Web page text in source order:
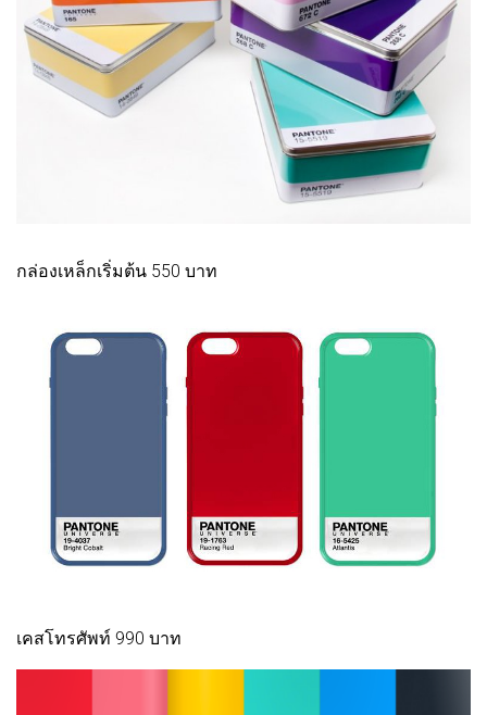
กล่องเหล็กเริ่มต้น 550 บาท
เคสโทรศัพท์ 990 บาท